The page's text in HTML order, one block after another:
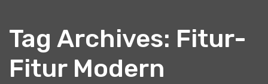
Tag Archives: Fitur-
Fitur Modern